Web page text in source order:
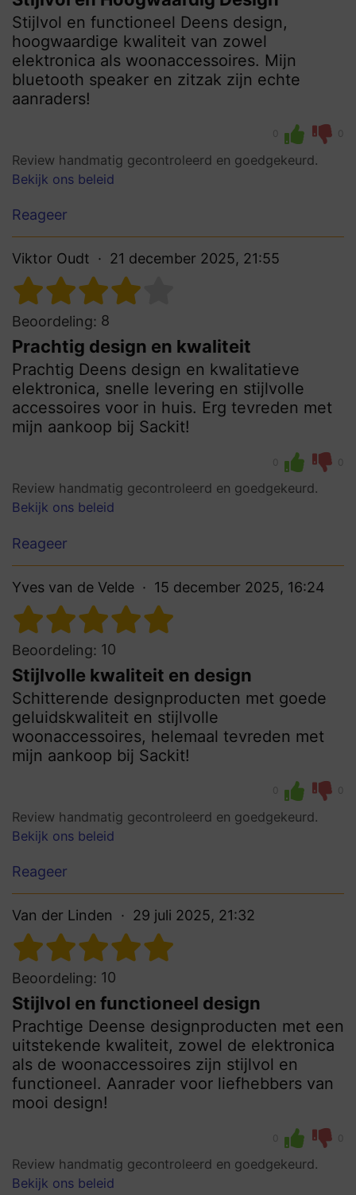
Stijlvol en functioneel Deens design,
hoogwaardige kwaliteit van zowel
elektronica als woonaccessoires. Mijn
bluetooth speaker en zitzak zijn echte
aanraders!
0 0
Review handmatig gecontroleerd en goedgekeurd.
Bekijk ons beleid
Reageer
Viktor Oudt 21 december 2025, 21:55
Beoordeling: 8
Prachtig design en kwaliteit
Prachtig Deens design en kwalitatieve
elektronica, snelle levering en stijlvolle
accessoires voor in huis. Erg tevreden met
mijn aankoop bij Sackit!
0 0
Review handmatig gecontroleerd en goedgekeurd.
Bekijk ons beleid
Reageer
Yves van de Velde 15 december 2025, 16:24
Beoordeling: 10
Stijlvolle kwaliteit en design
Schitterende designproducten met goede
geluidskwaliteit en stijlvolle
woonaccessoires, helemaal tevreden met
mijn aankoop bij Sackit!
0 0
Review handmatig gecontroleerd en goedgekeurd.
Bekijk ons beleid
Reageer
Van der Linden 29 juli 2025, 21:32
Beoordeling: 10
Stijlvol en functioneel design
Prachtige Deense designproducten met een
uitstekende kwaliteit, zowel de elektronica
als de woonaccessoires zijn stijlvol en
functioneel. Aanrader voor liefhebbers van
mooi design!
0 0
Review handmatig gecontroleerd en goedgekeurd.
Bekijk ons beleid